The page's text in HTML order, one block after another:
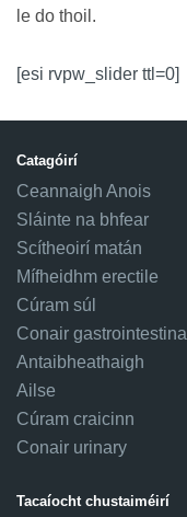
le do thoil.
[esi rvpw_slider ttl=0]
Catagóirí
Ceannaigh Anois
Sláinte na bhfear
Scítheoirí matán
Mífheidhm erectile
Cúram súl
Conair gastrointestinal
Antaibheathaigh
Ailse
Cúram craicinn
Conair urinary
Tacaíocht chustaiméirí